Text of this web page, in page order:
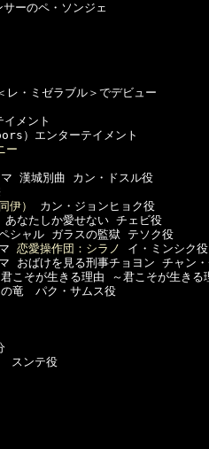
ペ・ソンジェ
・ミゼラブル＞でデビュー
メント
ンターテイメント
ー
漢城別曲 カン・ドスル役
伊）
カン・ジョンヒョク役
しか愛せない チェビ役
ガラスの監獄 テソク役
恋愛操作団：シラノ
イ・ミンシク
を見る刑事チョヨン チャン・
そが生きる理由 ～君こそが生きる
竜　パク・サムス役
ンテ役